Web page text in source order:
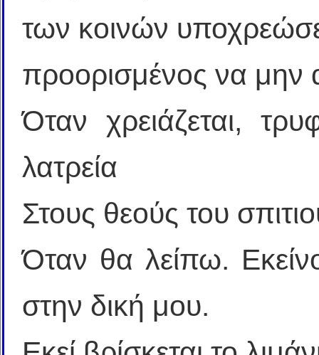
των κοινών
προορισμένος να μην
Όταν χρειάζεται,
λατρεία
Στους θεούς του
Όταν θα λείπω.
στην δική μου.